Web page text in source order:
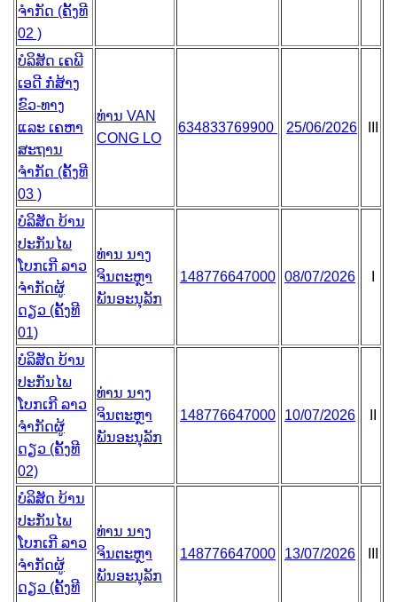
ຈຳກັດ (ຄັ້ງທີ
02 )
ບໍລິສັດ ເຄພີ
ເອດີ ກໍ່ສ້າງ
ຂົວ-ທາງ
ແລະ ເຄຫາ
ສະຖານ
ຈຳກັດ (ຄັ້ງທີ
03 )
ທ່ານ VAN
CONG LO
634833769900 25/06/2026
ບໍລິສັດ ບ້ານ
ປະກັນໄພ
ໂບກເກີ ລາວ
ຈຳກັດຜູ້
ດຽວ (ຄັ້ງທີ
01)
ທ່ານ ນາງ
ຈິນຕະຫຼາ
ພັນອະນຸລັກ
148776647000 08/07/2026
ບໍລິສັດ ບ້ານ
ປະກັນໄພ
ໂບກເກີ ລາວ
ຈຳກັດຜູ້
ດຽວ (ຄັ້ງທີ
02)
ທ່ານ ນາງ
ຈິນຕະຫຼາ
ພັນອະນຸລັກ
148776647000 10/07/2026
ບໍລິສັດ ບ້ານ
ປະກັນໄພ
ໂບກເກີ ລາວ
ຈຳກັດຜູ້
ດຽວ (ຄັ້ງທີ
ທ່ານ ນາງ
ຈິນຕະຫຼາ
ພັນອະນຸລັກ
148776647000 13/07/2026